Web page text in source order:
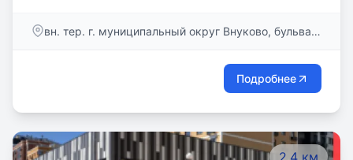
вн. тер. г. муниципальный округ Внуково, бульвар
Подробнее
2.4 км